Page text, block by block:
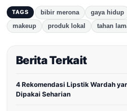
TAGS bibir merona gaya hidup
makeup
produk lokal tahan
Berita Terkait
4 Rekomendasi Lipstik Wardah
Dipakai Seharian